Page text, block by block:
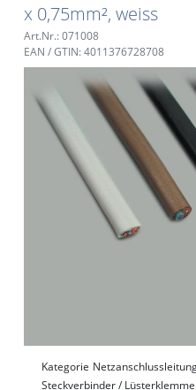
x 0,75mm², weiss
Art.Nr.: 071008
EAN / GTIN: 4011376728708
Kategorie
Steckverbinder /